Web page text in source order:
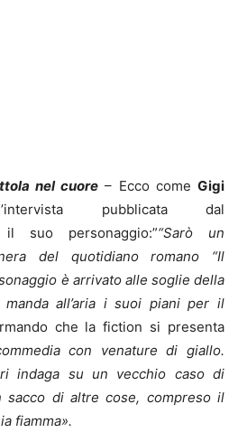
nel cuore – Ecco comeGigi
pubblicata dal
il suo personaggio:”“Sarò un
del quotidiano romano “Il
è arrivato alle soglie della
manda all’aria i suoi piani per il
che la fiction si presenta
con venature di giallo.
indaga su un vecchio caso di
sacco di altre cose, compreso il
fiamma».